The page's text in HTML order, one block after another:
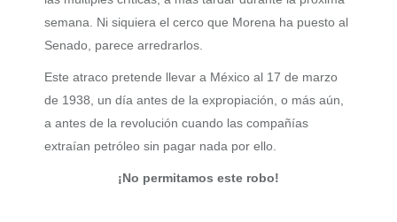
semana. Ni siquiera el cerco que Morena ha puesto al
Senado, parece arredrarlos.
Este atraco pretende llevar a México al 17 de marzo
de 1938, un día antes de la expropiación, o más aún,
a antes de la revolución cuando las compañías
extraían petróleo sin pagar nada por ello.
¡No permitamos este robo!